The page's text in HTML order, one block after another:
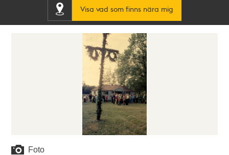
Visa vad som finns nära mig
Foto